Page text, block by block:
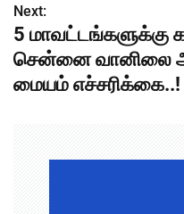
t
n
a
Next:
5 மாவட்டங்களுக்கு
சென்னை வானிலை
மையம் எச்சரிக்கை..!